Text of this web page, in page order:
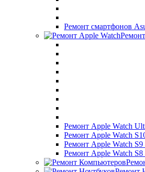
Ремонт смартфонов
Ремонт Apple Watch
Ремонт Apple Watch
Ремонт Apple Watch S9
Ремонт Apple Watch S8